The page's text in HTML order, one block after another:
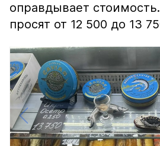
оправдывает
просят от 12 500 до 13